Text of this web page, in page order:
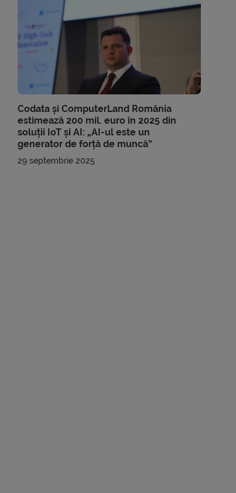
Codata și ComputerLand România
estimează 200 mil. euro în 2025 din
soluții IoT și AI: „AI-ul este un
generator de forță de muncă”
29 septembrie 2025